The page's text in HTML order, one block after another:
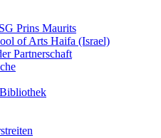
Prins Maurits
of Arts Haifa (Israel)
Partnerschaft